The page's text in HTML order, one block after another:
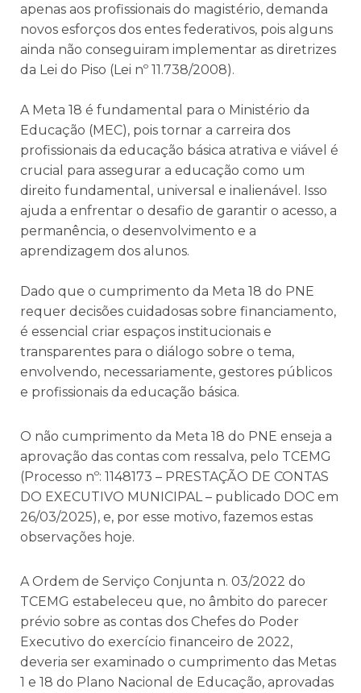
apenas aos profissionais do magistério, demanda
novos esforços dos entes federativos, pois alguns
ainda não conseguiram implementar as diretrizes
da Lei do Piso (Lei nº 11.738/2008).
A Meta 18 é fundamental para o Ministério da
Educação (MEC), pois tornar a carreira dos
profissionais da educação básica atrativa e viável é
crucial para assegurar a educação como um
direito fundamental, universal e inalienável. Isso
ajuda a enfrentar o desafio de garantir o acesso, a
permanência, o desenvolvimento e a
aprendizagem dos alunos.
Dado que o cumprimento da Meta 18 do PNE
requer decisões cuidadosas sobre financiamento,
é essencial criar espaços institucionais e
transparentes para o diálogo sobre o tema,
envolvendo, necessariamente, gestores públicos
e profissionais da educação básica.
O não cumprimento da Meta 18 do PNE enseja a
aprovação das contas com ressalva, pelo TCEMG
(Processo nº: 1148173 – PRESTAÇÃO DE CONTAS
DO EXECUTIVO MUNICIPAL – publicado DOC em
26/03/2025), e, por esse motivo, fazemos estas
observações hoje.
A Ordem de Serviço Conjunta n. 03/2022 do
TCEMG estabeleceu que, no âmbito do parecer
prévio sobre as contas dos Chefes do Poder
Executivo do exercício financeiro de 2022,
deveria ser examinado o cumprimento das Metas
1 e 18 do Plano Nacional de Educação, aprovadas